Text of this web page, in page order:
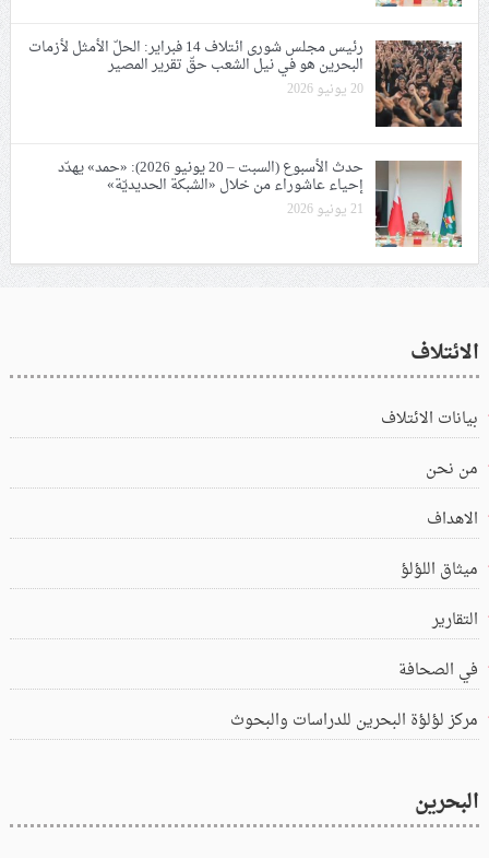
رئيس مجلس شورى ائتلاف 14 فبراير: الحلّ الأمثل لأزمات
البحرين هو في نيل الشعب حقّ تقرير المصير
20 يونيو 2026
حدث الأسبوع (السبت – 20 يونيو 2026): «حمد» يهدّد
إحياء عاشوراء من خلال «الشبكة الحديديّة»
21 يونيو 2026
الائتلاف
بيانات الائتلاف
من نحن
الاهداف
ميثاق اللؤلؤ
التقارير
في الصحافة
مركز لؤلؤة البحرين للدراسات والبحوث
البحرين